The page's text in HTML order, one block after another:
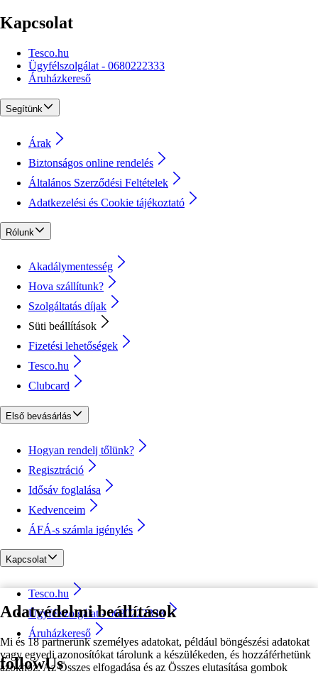
Adatvédelmi beállítások
Mi és 18 partnerünk személyes adatokat, például böngészési adatokat
vagy egyedi azonosítókat tárolunk a készülékeden, és hozzáférhetünk
azokhoz. Az Összes elfogadása és az Összes elutasítása gombok
Kapcsolat
Tesco.hu
Ügyfélszolgálat - 0680222333
Áruházkereső
Segítünk
Árak
Biztonságos online rendelés
Általános Szerződési Feltételek
Adatkezelési és Cookie tájékoztató
Rólunk
Akadálymentesség
Hova szállítunk?
Szolgáltatás díjak
Süti beállítások
Fizetési lehetőségek
Tesco.hu
Clubcard
Első bevásárlás
Hogyan rendelj tőlünk?
Regisztráció
Idősáv foglalása
Kedvenceim
ÁFÁ-s számla igénylés
Kapcsolat
Tesco.hu
Ügyfélszolgálat - 0680222333
Áruházkereső
followUs